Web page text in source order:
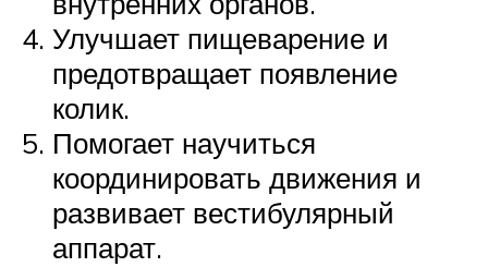
Улучшает пищеварение и
предотвращает появление
колик.
Помогает научиться
координировать движения и
развивает вестибулярный
аппарат.